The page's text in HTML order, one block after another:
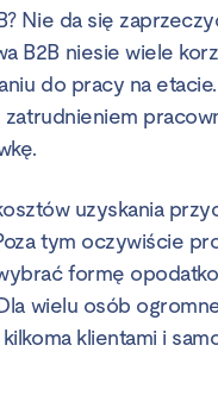
Nie da się
B2B niesie wiele
do pracy na
uzyskania
tym oczywiście
formę
wielu osób
klientami i